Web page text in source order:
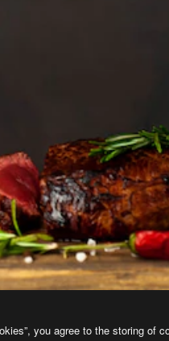
you agree to the storing of